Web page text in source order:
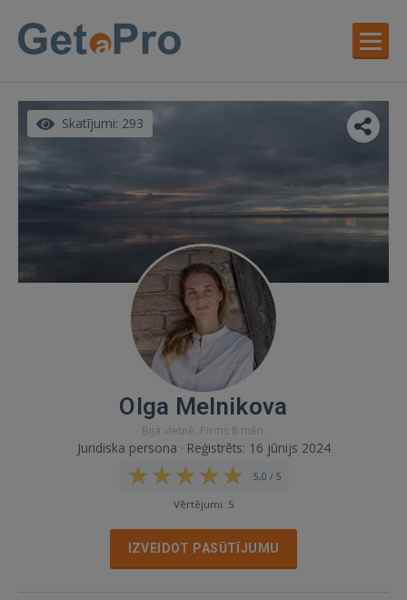
Skatījumi: 293
Olga Melnikova
Bija vietnē: Pirms 8 mēn.
Juridiska persona · Reģistrēts: 16 jūnijs 2024
5,0 / 5
Vērtējumi: 5
IZVEIDOT PASŪTĪJUMU